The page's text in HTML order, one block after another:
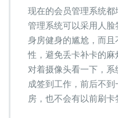
现在的会员管理系统
管理系统可以采用人
身房健身的尴尬，而
性，避免丢卡补卡的麻
对着摄像头看一下，
成签到工作，前后不
房，也不会有以前刷卡